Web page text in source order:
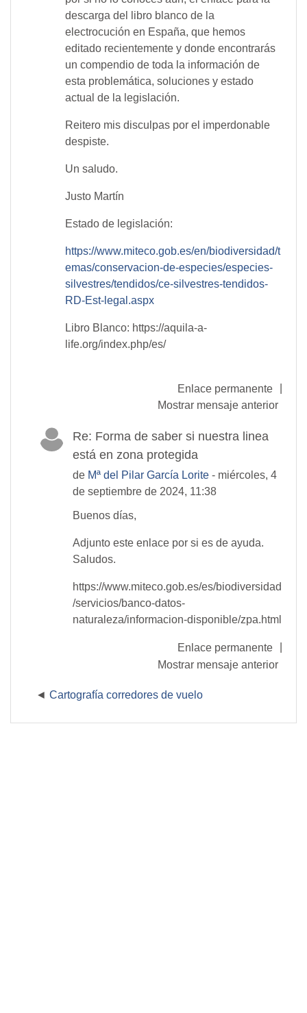
descarga del libro blanco de la
electrocución en España, que hemos
editado recientemente y donde encontrarás
un compendio de toda la información de
esta problemática, soluciones y estado
actual de la legislación.
Reitero mis disculpas por el imperdonable
despiste.
Un saludo.
Justo Martín
Estado de legislación:
https://www.miteco.gob.es/en/biodiversidad/t
emas/conservacion-de-especies/especies-
silvestres/tendidos/ce-silvestres-tendidos-
RD-Est-legal.aspx
Libro Blanco: https://aquila-a-
life.org/index.php/es/
Enlace permanente
Mostrar mensaje anterior
Re: Forma de saber si nuestra linea
está en zona protegida
de Mª del Pilar García Lorite - miércoles, 4
de septiembre de 2024, 11:38
Buenos días,
Adjunto este enlace por si es de ayuda.
Saludos.
https://www.miteco.gob.es/es/biodiversidad
/servicios/banco-datos-
naturaleza/informacion-disponible/zpa.html
Enlace permanente
Mostrar mensaje anterior
Cartografía corredores de vuelo